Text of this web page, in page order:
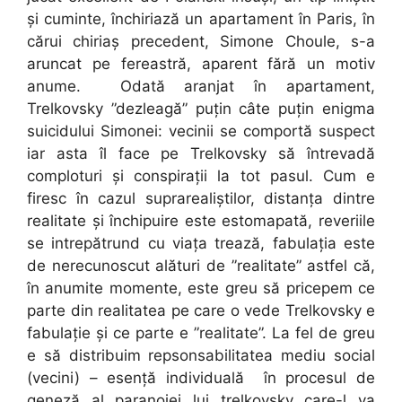
și cuminte, închiriază un apartament în Paris, în
cărui chiriaș precedent, Simone Choule, s-a
aruncat pe fereastră, aparent fără un motiv
anume. Odată aranjat în apartament,
Trelkovsky ”dezleagă” puțin câte puțin enigma
suicidului Simonei: vecinii se comportă suspect
iar asta îl face pe Trelkovsky să întrevadă
comploturi și conspirații la tot pasul. Cum e
firesc în cazul suprarealiștilor, distanța dintre
realitate și închipuire este estomapată, reveriile
se intrepătrund cu viața trează, fabulația este
de nerecunoscut alături de ”realitate” astfel că,
în anumite momente, este greu să pricepem ce
parte din realitatea pe care o vede Trelkovsky e
fabulație și ce parte e ”realitate”. La fel de greu
e să distribuim repsonsabilitatea mediu social
(vecini) – esență individuală în procesul de